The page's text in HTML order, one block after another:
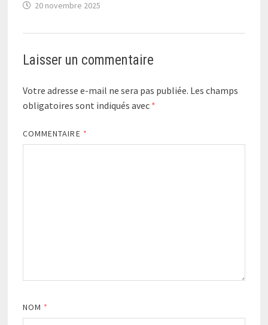
20 novembre 2025
Laisser un commentaire
Votre adresse e-mail ne sera pas publiée. Les champs
obligatoires sont indiqués avec *
COMMENTAIRE *
NOM *